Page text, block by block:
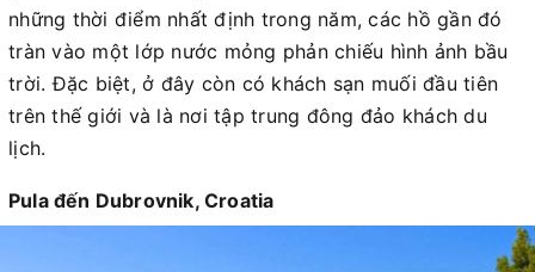
những thời điểm nhất định trong năm, các hồ gần đó
tràn vào một lớp nước mỏng phản chiếu hình ảnh bầu
trời. Đặc biệt, ở đây còn có khách sạn muối đầu tiên
trên thế giới và là nơi tập trung đông đảo khách du
lịch.
Pula đến Dubrovnik, Croatia